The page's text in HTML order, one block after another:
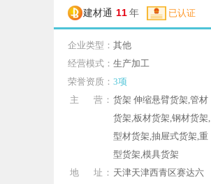
建材通 11 年 已认证
企业类型： 其他
经营模式： 生产加工
荣誉资质： 3项
主 营： 货架 伸缩悬臂货架,管材
货架,板材货架,钢材货架,
型材货架,抽屉式货架,重
型货架,模具货架
地 址： 天津天津西青区赛达六